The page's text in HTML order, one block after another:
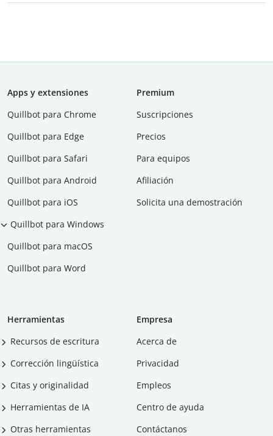
Apps y extensiones
Quillbot para Chrome
Quillbot para Edge
Quillbot para Safari
Quillbot para Android
Quillbot para iOS
Quillbot para Windows
Quillbot para macOS
Quillbot para Word
Premium
Suscripciones
Precios
Para equipos
Afiliación
Solicita una demostración
Herramientas
Recursos de escritura
Corrección lingüística
Citas y originalidad
Herramientas de IA
Otras herramientas
Empresa
Acerca de
Privacidad
Empleos
Centro de ayuda
Contáctanos